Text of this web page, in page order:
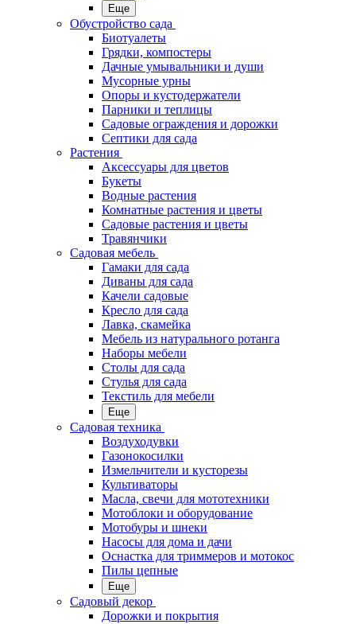
Еще
Обустройство сада
Биотуалеты
Грядки, компостеры
Дачные умывальники и души
Мусорные урны
Опоры и кустодержатели
Парники и теплицы
Садовые ограждения и дорожки
Септики для сада
Растения
Аксессуары для цветов
Букеты
Водные растения
Комнатные растения и цветы
Садовые растения и цветы
Травянчики
Садовая мебель
Гамаки для сада
Диваны для сада
Качели садовые
Кресло для сада
Лавка, скамейка
Мебель из натурального ротанга
Наборы мебели
Столы для сада
Стулья для сада
Текстиль для мебели
Еще
Садовая техника
Воздуходувки
Газонокосилки
Измельчители и кусторезы
Культиваторы
Масла, свечи для мототехники
Мотоблоки и оборудование
Мотобуры и шнеки
Насосы для дома и дачи
Оснастка для триммеров и мотокос
Пилы цепные
Еще
Садовый декор
Дорожки и покрытия